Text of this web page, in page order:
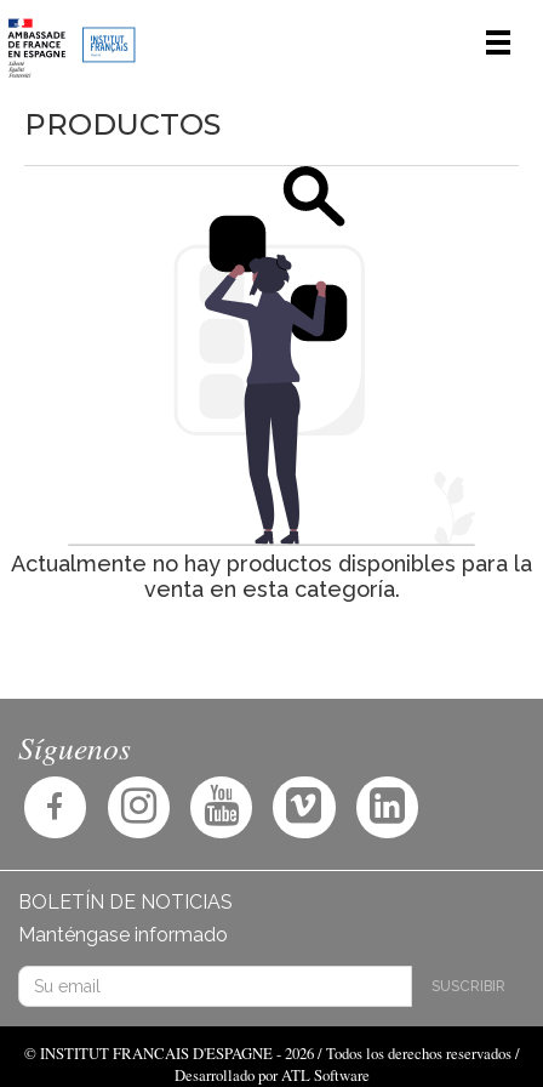
PRODUCTOS
Actualmente no hay productos disponibles para la
venta en esta categoría.
Síguenos
BOLETÍN DE NOTICIAS
Manténgase informado
SUSCRIBIR
© INSTITUT FRANCAIS D'ESPAGNE - 2026 / Todos los derechos reservados /
Desarrollado por ATL Software